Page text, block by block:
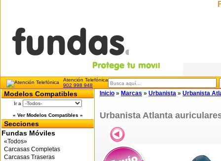
Atención Telefónica
902 998 948
Modelos Compatibles
Ir a
« Ver Modelos Compatibles »
Secciones
Fundas Móviles
«Todos»
Carcasas Completas
Carcasas Traseras
Inicio » Marcas » Urbanista » Urbanista
Urbanista Atlanta